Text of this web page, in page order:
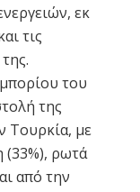
εκ
τις
του
της
Τουρκία, με
(33%), ρωτά
από την